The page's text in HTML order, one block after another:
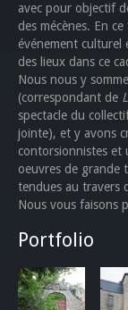
avec pour objectif
des mécènes. En
événement culturel
des lieux dans ce
Nous nous y
(correspondant de
spectacle du
jointe), et y avons
contorsionnistes et
oeuvres de grande
tendues au travers
Nous vous faisons
Portfolio